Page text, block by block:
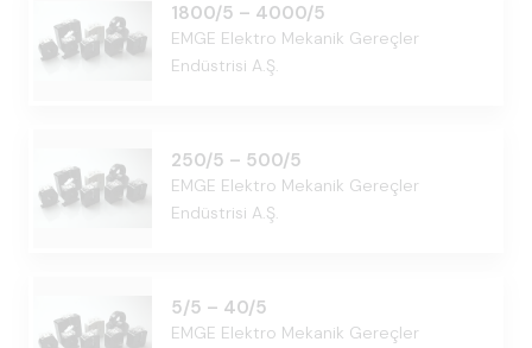
1800/5 – 4000/5
EMGE Elektro Mekanik Gereçler
Endüstrisi A.Ş.
250/5 – 500/5
EMGE Elektro Mekanik Gereçler
Endüstrisi A.Ş.
5/5 – 40/5
EMGE Elektro Mekanik Gereçler